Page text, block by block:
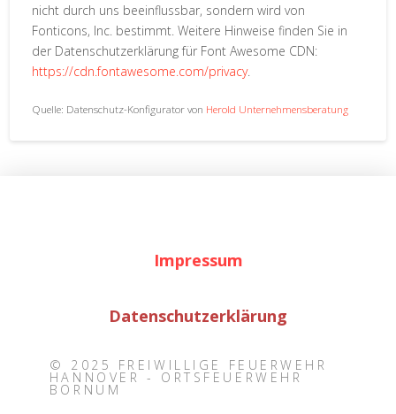
nicht durch uns beeinflussbar, sondern wird von
Fonticons, Inc. bestimmt. Weitere Hinweise finden Sie in
der Datenschutzerklärung für Font Awesome CDN:
https://cdn.fontawesome.com/privacy.
Quelle: Datenschutz-Konfigurator von Herold Unternehmensberatung
Impressum
Datenschutzerklärung
© 2025 FREIWILLIGE FEUERWEHR
HANNOVER - ORTSFEUERWEHR
BORNUM